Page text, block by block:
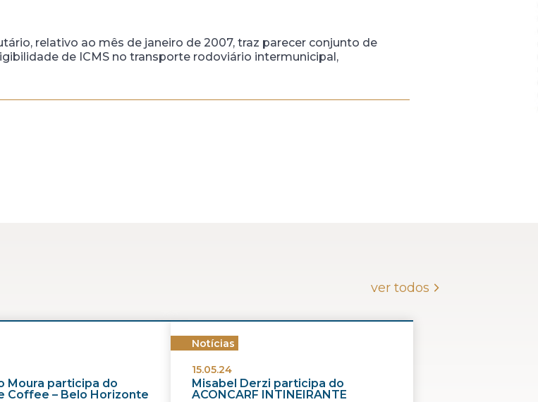
relativo ao mês de janeiro de 2007, traz parecer conjunto de
de ICMS no transporte rodoviário intermunicipal,
ver todos
Moura participa do
Coffee – Belo Horizonte
Notícias
15.05.24
Misabel Derzi participa do
ACONCARF INTINEIRANTE